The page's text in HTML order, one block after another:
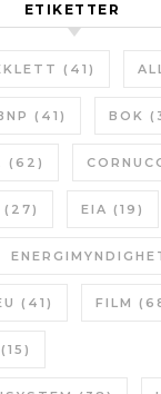
ETIKETTER
(41)
(41) BOK
(62)
(27) EIA (19)
(41) FILM
(15)